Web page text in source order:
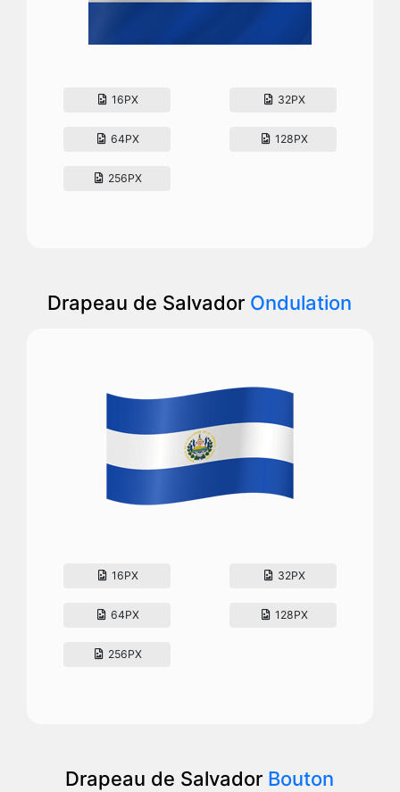
16PX 32PX
64PX 128PX
256PX
Drapeau de Salvador Ondulation
16PX 32PX
64PX 128PX
256PX
Drapeau de Salvador Bouton